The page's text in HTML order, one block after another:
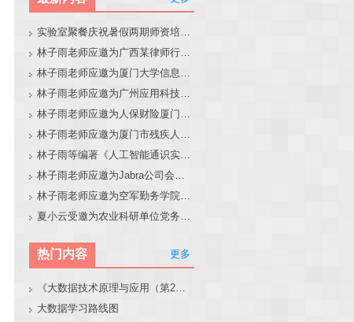
实验室聚餐庆祝暑假两期师资培训班圆满结束
林子雨老师应邀为广西某律师行业培训班做大模型和智能体讲座
林子雨老师应邀为厦门大学信息学院全国中学生夏令营做大模型讲座
林子雨老师应邀为广州应用科技学院做大模型和智能体讲座
林子雨老师应邀为人保财险厦门分公司做大模型和智能体讲座
林子雨老师应邀为厦门市残疾人联合会做大模型和智能体讲座
林子雨等编著《人工智能通识实践教程》教材官网
林子雨老师应邀为Jabra公司会议做大模型和智能体报告
林子雨老师应邀为空军勤务学院做大模型和智能体讲座
夏小云受邀为农业科研单位党务工作者作专题报告
热门内容 更多
《大数据技术原理与应用（第2版）》教材官网
大数据学习路线图